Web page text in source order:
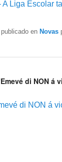
A Liga Escolar
en Novas
di NON á
di NON á